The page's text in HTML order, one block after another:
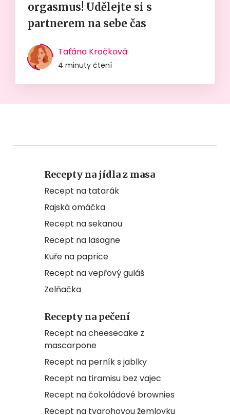
orgasmus! Udělejte si s
partnerem na sebe čas
Taťána Kročková
4 minuty čtení
Recepty na jídla z masa
Recept na tatarák
Rajská omáčka
Recept na sekanou
Recept na lasagne
Kuře na paprice
Recept na vepřový guláš
Zelňačka
Recepty na pečení
Recept na cheesecake z
mascarpone
Recept na perník s jablky
Recept na tiramisu bez vajec
Recept na čokoládové brownies
Recept na tvarohovou žemlovku